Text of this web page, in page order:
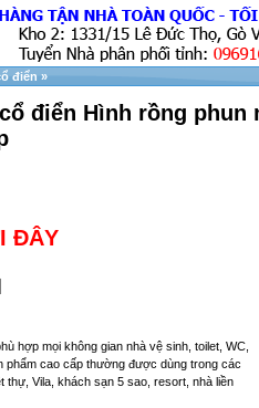
điển »
điển Hình rồng
ĐÂY
hợp mọi không gian nhà vệ sinh, toilet, WC,
phẩm cao cấp thường được dùng trong các
thự, Vila, khách sạn 5 sao, resort, nhà liền